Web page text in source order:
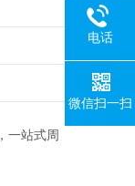
一站式周
电话
微信扫一扫